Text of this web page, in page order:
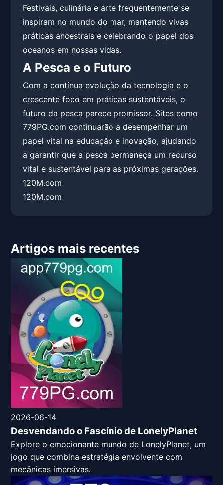
Festivais, culinária e arte frequentemente se
inspiram no mundo do mar, mantendo vivas
práticas ancestrais e celebrando o papel dos
oceanos em nossas vidas.
A Pesca e o Futuro
Com a contínua evolução da tecnologia e o
crescente foco em práticas sustentáveis, o
futuro da pesca parece promissor. Sites como
779PG.com continuarão a desempenhar um
papel vital na educação e inovação, ajudando
a garantir que a pesca permaneça um recurso
vital e sustentável para as próximas gerações.
120M.com
120M.com
Artigos mais recentes
2026-06-14
Desvendando o Fascínio de LonelyPlanet
Explore o emocionante mundo de LonelyPlanet, um
jogo que combina estratégia envolvente com
mecânicas imersivas.